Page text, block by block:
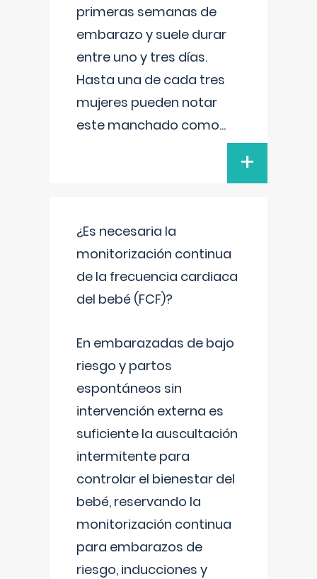
primeras semanas de
embarazo y suele durar
entre uno y tres días.
Hasta una de cada tres
mujeres pueden notar
este manchado como...
+
¿Es necesaria la
monitorización continua
de la frecuencia cardiaca
del bebé (FCF)?
En embarazadas de bajo
riesgo y partos
espontáneos sin
intervención externa es
suficiente la auscultación
intermitente para
controlar el bienestar del
bebé, reservando la
monitorización continua
para embarazos de
riesgo, inducciones y